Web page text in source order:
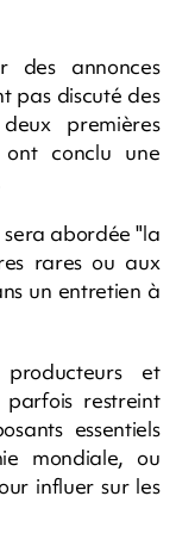
des annonces
pas discuté des
premières
ont conclu une
sera abordée "la
rares ou aux
un entretien à
et
restreint
essentiels
mondiale, ou
influer sur les